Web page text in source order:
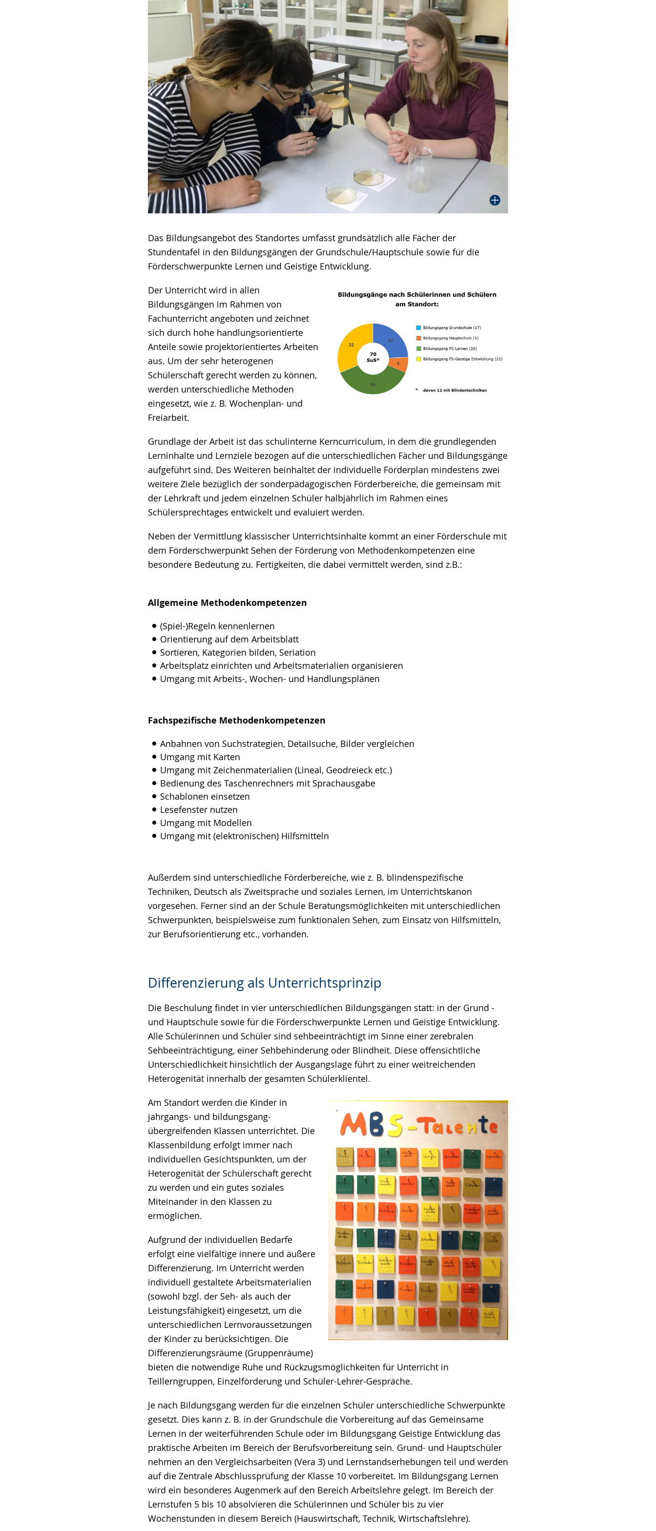
Das Bildungsangebot des Standortes umfasst grundsätzlich alle Fächer der
Stundentafel in den Bildungsgängen der Grundschule/Hauptschule sowie für die
Förderschwerpunkte Lernen und Geistige Entwicklung.
Der Unterricht wird in allen
Bildungsgängen im Rahmen von
Fachunterricht angeboten und zeichnet
sich durch hohe handlungsorientierte
Anteile sowie projektorientiertes Arbeiten
aus. Um der sehr heterogenen
Schülerschaft gerecht werden zu können,
werden unterschiedliche Methoden
eingesetzt, wie z. B. Wochenplan- und
Freiarbeit.
Grundlage der Arbeit ist das schulinterne Kerncurriculum, in dem die grundlegenden
Lerninhalte und Lernziele bezogen auf die unterschiedlichen Fächer und Bildungsgänge
aufgeführt sind. Des Weiteren beinhaltet der individuelle Förderplan mindestens zwei
weitere Ziele bezüglich der sonderpädagogischen Förderbereiche, die gemeinsam mit
der Lehrkraft und jedem einzelnen Schüler halbjährlich im Rahmen eines
Schülersprechtages entwickelt und evaluiert werden.
Neben der Vermittlung klassischer Unterrichtsinhalte kommt an einer Förderschule mit
dem Förderschwerpunkt Sehen der Förderung von Methodenkompetenzen eine
besondere Bedeutung zu. Fertigkeiten, die dabei vermittelt werden, sind z.B.:
Allgemeine Methodenkompetenzen
(Spiel-)Regeln kennenlernen
Orientierung auf dem Arbeitsblatt
Sortieren, Kategorien bilden, Seriation
Arbeitsplatz einrichten und Arbeitsmaterialien organisieren
Umgang mit Arbeits-, Wochen- und Handlungsplänen
Fachspezifische Methodenkompetenzen
Anbahnen von Suchstrategien, Detailsuche, Bilder vergleichen
Umgang mit Karten
Umgang mit Zeichenmaterialien (Lineal, Geodreieck etc.)
Bedienung des Taschenrechners mit Sprachausgabe
Schablonen einsetzen
Lesefenster nutzen
Umgang mit Modellen
Umgang mit (elektronischen) Hilfsmitteln
Außerdem sind unterschiedliche Förderbereiche, wie z. B. blindenspezifische
Techniken, Deutsch als Zweitsprache und soziales Lernen, im Unterrichtskanon
vorgesehen. Ferner sind an der Schule Beratungsmöglichkeiten mit unterschiedlichen
Schwerpunkten, beispielsweise zum funktionalen Sehen, zum Einsatz von Hilfsmitteln,
zur Berufsorientierung etc., vorhanden.
Differenzierung als Unterrichtsprinzip
Die Beschulung findet in vier unterschiedlichen Bildungsgängen statt: in der Grund -
und Hauptschule sowie für die Förderschwerpunkte Lernen und Geistige Entwicklung.
Alle Schülerinnen und Schüler sind sehbeeinträchtigt im Sinne einer zerebralen
Sehbeeinträchtigung, einer Sehbehinderung oder Blindheit. Diese offensichtliche
Unterschiedlichkeit hinsichtlich der Ausgangslage führt zu einer weitreichenden
Heterogenität innerhalb der gesamten Schülerklientel.
Am Standort werden die Kinder in
jahrgangs- und bildungsgang-
übergreifenden Klassen unterrichtet. Die
Klassenbildung erfolgt immer nach
individuellen Gesichtspunkten, um der
Heterogenität der Schülerschaft gerecht
zu werden und ein gutes soziales
Miteinander in den Klassen zu
ermöglichen.
Aufgrund der individuellen Bedarfe
erfolgt eine vielfältige innere und äußere
Differenzierung. Im Unterricht werden
individuell gestaltete Arbeitsmaterialien
(sowohl bzgl. der Seh- als auch der
Leistungsfähigkeit) eingesetzt, um die
unterschiedlichen Lernvoraussetzungen
der Kinder zu berücksichtigen. Die
Differenzierungsräume (Gruppenräume)
bieten die notwendige Ruhe und Rückzugsmöglichkeiten für Unterricht in
Teillerngruppen, Einzelförderung und Schüler-Lehrer-Gespräche.
Je nach Bildungsgang werden für die einzelnen Schüler unterschiedliche Schwerpunkte
gesetzt. Dies kann z. B. in der Grundschule die Vorbereitung auf das Gemeinsame
Lernen in der weiterführenden Schule oder im Bildungsgang Geistige Entwicklung das
praktische Arbeiten im Bereich der Berufsvorbereitung sein. Grund- und Hauptschüler
nehmen an den Vergleichsarbeiten (Vera 3) und Lernstandserhebungen teil und werden
auf die Zentrale Abschlussprüfung der Klasse 10 vorbereitet. Im Bildungsgang Lernen
wird ein besonderes Augenmerk auf den Bereich Arbeitslehre gelegt. Im Bereich der
Lernstufen 5 bis 10 absolvieren die Schülerinnen und Schüler bis zu vier
Wochenstunden in diesem Bereich (Hauswirtschaft, Technik, Wirtschaftslehre).